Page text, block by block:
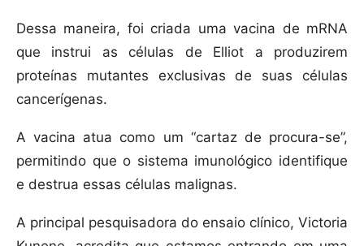
Dessa maneira, foi criada uma vacina de mRNA
que instrui as células de Elliot a produzirem
proteínas mutantes exclusivas de suas células
cancerígenas.
A vacina atua como um “cartaz de procura-se”,
permitindo que o sistema imunológico identifique
e destrua essas células malignas.
A principal pesquisadora do ensaio clínico, Victoria